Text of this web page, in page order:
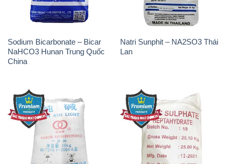
Soda Ash Light – NA2CO3 2
Vòng Tròn Hubei Shuanghuan
Trung Quốc China
Kẽm Sunfat – ZNSO4.7H2O
Ấn Độ India